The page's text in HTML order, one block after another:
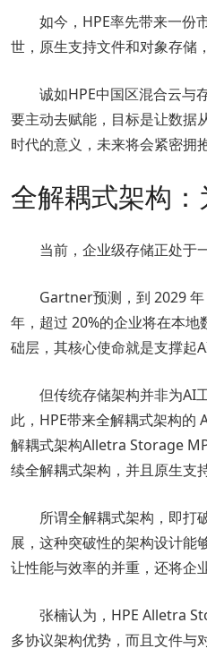
如今，HPE率先带来一份
世，原生支持文件和对象存储
诚如HPE中国区混合云与
要主动去赋能，目标是让数据
时代的意义，未来将会紧密拥
全解耦式架构
当前，企业级存储正处于
Gartner预测，到 2029
年，超过 20%的企业将在本
础层，其核心使命就是支撑起
但传统存储架构并非为AI
此，HPE带来全解耦式架构的
解耦式架构Alletra Storage
续全解耦式架构，并且原生支
所谓全解耦式架构，即打
展，这种突破性的架构设计能
让性能与效率的并重，还将企
张楠认为，HPE Alletra
多协议架构优势，而且文件与